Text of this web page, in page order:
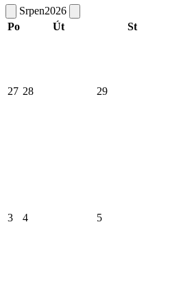
Srpen2026
Po
Út St
27 28 29
3 4 5